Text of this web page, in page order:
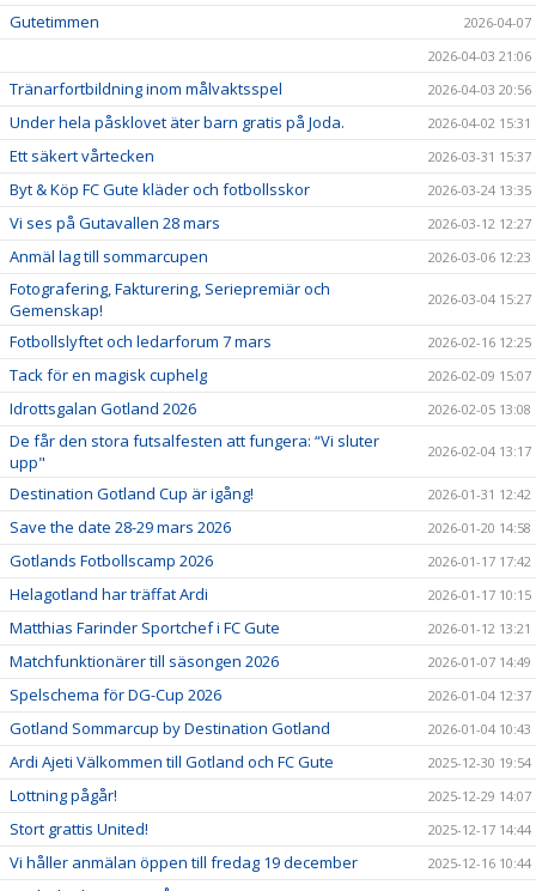
Gutetimmen
2026-04-07
2026-04-03 21:06
Tränarfortbildning inom målvaktsspel 2026-04-03 20:56
Under hela påsklovet äter barn gratis på Joda. 2026-04-02 15:31
Ett säkert vårtecken 2026-03-31 15:37
Byt & Köp FC Gute kläder och fotbollsskor 2026-03-24 13:35
Vi ses på Gutavallen 28 mars 2026-03-12 12:27
Anmäl lag till sommarcupen 2026-03-06 12:23
Fotografering, Fakturering, Seriepremiär och
Gemenskap!
2026-03-04 15:27
Fotbollslyftet och ledarforum 7 mars 2026-02-16 12:25
Tack för en magisk cuphelg 2026-02-09 15:07
Idrottsgalan Gotland 2026 2026-02-05 13:08
De får den stora futsalfesten att fungera: “Vi sluter
upp"
2026-02-04 13:17
Destination Gotland Cup är igång! 2026-01-31 12:42
Save the date 28-29 mars 2026 2026-01-20 14:58
Gotlands Fotbollscamp 2026 2026-01-17 17:42
Helagotland har träffat Ardi 2026-01-17 10:15
Matthias Farinder Sportchef i FC Gute 2026-01-12 13:21
Matchfunktionärer till säsongen 2026 2026-01-07 14:49
Spelschema för DG-Cup 2026 2026-01-04 12:37
Gotland Sommarcup by Destination Gotland 2026-01-04 10:43
Ardi Ajeti Välkommen till Gotland och FC Gute 2025-12-30 19:54
Lottning pågår! 2025-12-29 14:07
Stort grattis United! 2025-12-17 14:44
Vi håller anmälan öppen till fredag 19 december 2025-12-16 10:44